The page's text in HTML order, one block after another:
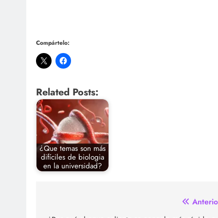
Compártelo:
Related Posts:
¿Que temas son más
difíciles de biologia
en la universidad?